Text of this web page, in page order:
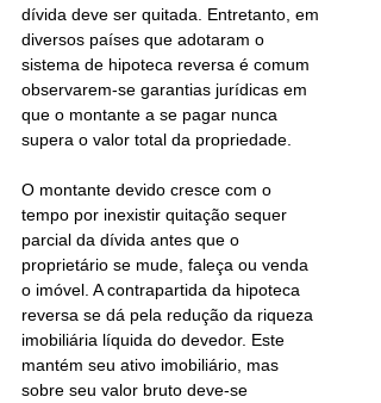
dívida deve ser quitada. Entretanto, em
diversos países que adotaram o
sistema de hipoteca reversa é comum
observarem-se garantias jurídicas em
que o montante a se pagar nunca
supera o valor total da propriedade.
O montante devido cresce com o
tempo por inexistir quitação sequer
parcial da dívida antes que o
proprietário se mude, faleça ou venda
o imóvel. A contrapartida da hipoteca
reversa se dá pela redução da riqueza
imobiliária líquida do devedor. Este
mantém seu ativo imobiliário, mas
sobre seu valor bruto deve-se